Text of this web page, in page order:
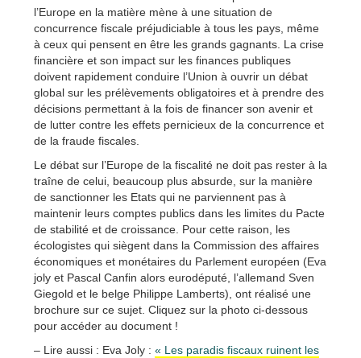
l’Europe en la matière mène à une situation de
concurrence fiscale préjudiciable à tous les pays, même
à ceux qui pensent en être les grands gagnants. La crise
financière et son impact sur les finances publiques
doivent rapidement conduire l’Union à ouvrir un débat
global sur les prélèvements obligatoires et à prendre des
décisions permettant à la fois de financer son avenir et
de lutter contre les effets pernicieux de la concurrence et
de la fraude fiscales.
Le débat sur l’Europe de la fiscalité ne doit pas rester à la
traîne de celui, beaucoup plus absurde, sur la manière
de sanctionner les Etats qui ne parviennent pas à
maintenir leurs comptes publics dans les limites du Pacte
de stabilité et de croissance. Pour cette raison, les
écologistes qui siègent dans la Commission des affaires
économiques et monétaires du Parlement européen (Eva
joly et Pascal Canfin alors eurodéputé, l’allemand Sven
Giegold et le belge Philippe Lamberts), ont réalisé une
brochure sur ce sujet. Cliquez sur la photo ci-dessous
pour accéder au document !
– Lire aussi : Eva Joly : « Les paradis fiscaux ruinent les